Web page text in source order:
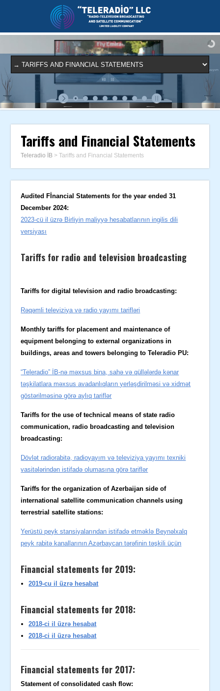
Tariffs and Financial Statements
Teleradio İB >Tariffs and Financial Statements
Audited Fİnancial Statements for the year ended 31
December 2024:
2023-cü il üzrə Birliyin maliyyə hesabatlarının ingilis dili
versiyası
Tariffs for radio and television broadcasting
Tariffs for digital television and radio broadcasting:
Rəqəmli televiziya və radio yayımı tarifləri
Monthly tariffs for placement and maintenance of
equipment belonging to external organizations in
buildings, areas and towers belonging to Teleradio PU:
“Teleradio” İB-nə məxsus bina, sahə və qüllələrdə kənar
təşkilatlara məxsus avadanlıqların yerləşdirilməsi və xidmət
göstərilməsinə görə aylıq tariflər
Tariffs for the use of technical means of state radio
communication, radio broadcasting and television
broadcasting:
Dövlət radiorabitə, radioyayım və televiziya yayımı texniki
vasitələrindən istifadə olumasına görə tariflər
Tariffs for the organization of Azerbaijan side of
international satellite communication channels using
terrestrial satellite stations:
Yerüstü peyk stansiyalarından istifadə etməklə Beynəlxalq
peyk rabitə kanallarının Azərbaycan tərəfinin təşkili üçün
Financial statements for 2019:
2019-cu il üzrə hesabat
Financial statements for 2018:
2018-ci il üzrə hesabat
2018-ci il üzrə hesabat
Financial statements for 2017:
Statement of consolidated cash flow: